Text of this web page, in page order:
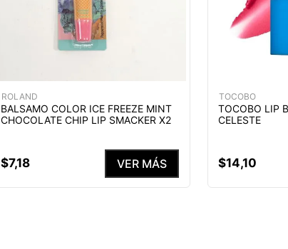
ROLAND
BALSAMO COLOR ICE FREEZE MINT
CHOCOLATE CHIP LIP SMACKER X2
$7,18 VER MÁS
TOCOBO
TOCOBO LIP
CELESTE
$14,10